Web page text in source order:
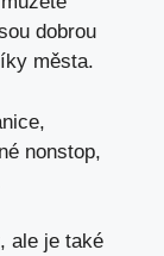
dobrou
města.
nonstop,
ale je také